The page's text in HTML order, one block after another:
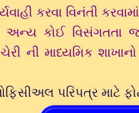
કરવા વિનંતી
કોઈ વિસંગતતા
ની માધ્યમિક
પરિપત્ર માટે